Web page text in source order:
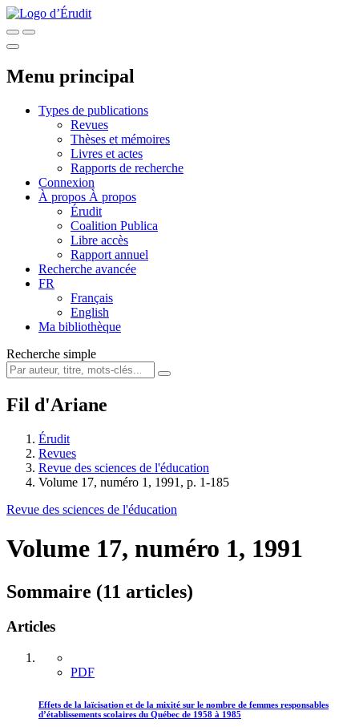
Menu principal
Types de publications
Revues
Thèses et mémoires
Livres et actes
Rapports de recherche
Connexion
À propos À propos
Érudit
Coalition Publica
Libre accès
Rapport annuel
Recherche avancée
FR
Français
English
Ma bibliothèque
Recherche simple
Fil d'Ariane
Érudit
Revues
Revue des sciences de l'éducation
Volume 17, numéro 1, 1991, p. 1-185
Revue des sciences de l'éducation
Volume 17, numéro 1, 1991
Sommaire (11 articles)
Articles
PDF
Effets de la laïcisation et de la mixité sur le nombre de femmes responsables
d’établissements scolaires du Québec de 1958 à 1985